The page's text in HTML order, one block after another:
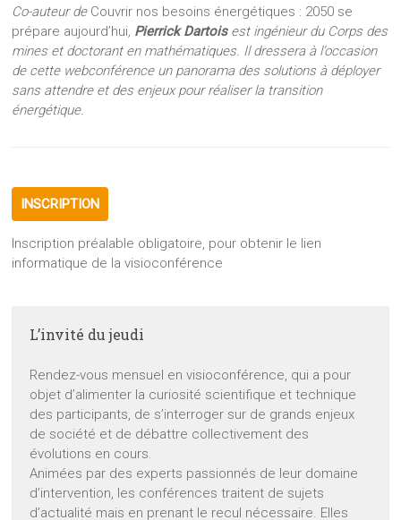
Co-auteur de Couvrir nos besoins énergétiques : 2050 se
prépare aujourd’hui, Pierrick Dartoisest ingénieur du Corps des
mines et doctorant en mathématiques. Il dressera à l’occasion
de cette webconférence un panorama des solutions à déployer
sans attendre et des enjeux pour réaliser la transition
énergétique.
INSCRIPTION
Inscription préalable obligatoire, pour obtenir le lien
informatique de la visioconférence
L’invité du jeudi
Rendez-vous mensuel en visioconférence, qui a pour
objet d’alimenter la curiosité scientifique et technique
des participants, de s’interroger sur de grands enjeux
de société et de débattre collectivement des
évolutions en cours.
Animées par des experts passionnés de leur domaine
d’intervention, les conférences traitent de sujets
d’actualité mais en prenant le recul nécessaire. Elles